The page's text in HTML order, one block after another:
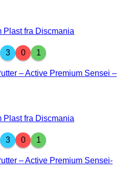
3 0 1
– Active Premium Sensei –
3 0 1
– Active Premium Sensei-